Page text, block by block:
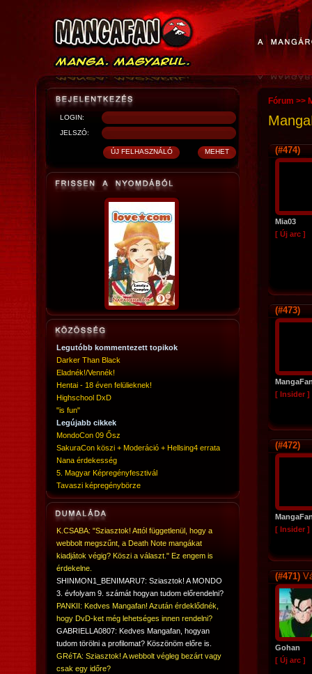
LOGIN:
JELSZÓ:
Legutóbb kommentezett topikok
Darker Than Black
Eladnék!/Vennék!
Hentai - 18 éven felülieknek!
Highschool DxD
"is fun"
Legújabb cikkek
MondoCon 09 Ősz
SakuraCon köszi + Moderáció + Hellsing4 errata
Nana érdekesség
5. Magyar Képregényfesztivál
Tavaszi képregénybörze
K.CSABA: "Sziasztok! Attól függetlenül, hogy a
webbolt megszűnt, a Death Note mangákat
kiadjátok végig? Köszi a választ." Ez engem is
érdekelne.
SHINMON1_BENIMARU7: Sziasztok! A MONDO
3. évfolyam 9. számát hogyan tudom előrendelni?
PANKII: Kedves Mangafan! Azután érdeklődnék,
hogy DvD-ket még lehetséges innen rendelni?
GABRIELLA0807: Kedves Mangafan, hogyan
tudom törölni a profilomat? Köszönöm előre is.
GRéTA: Sziasztok! A webbolt végleg bezárt vagy
csak egy időre?
Fórum >>
(#474)
Mia03
[ Új arc ]
(#473)
[ Insider ]
(#472)
[ Insider ]
(#471)
Gohan
[ Új arc ]